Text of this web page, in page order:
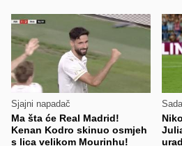
Sjajni napadač
Ma šta će Real Madrid!
Kenan Kodro skinuo osmjeh
s lica velikom Mourinhu!